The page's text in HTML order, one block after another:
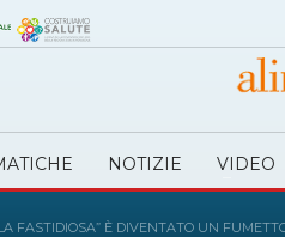
NOTIZIE VIDEO
FASTIDIOSA” È DIVENTATO UN